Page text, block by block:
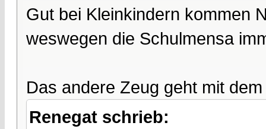
Gut bei Kleinkindern kommen
weswegen die Schulmensa
Das andere Zeug geht mit
Renegat schrieb: